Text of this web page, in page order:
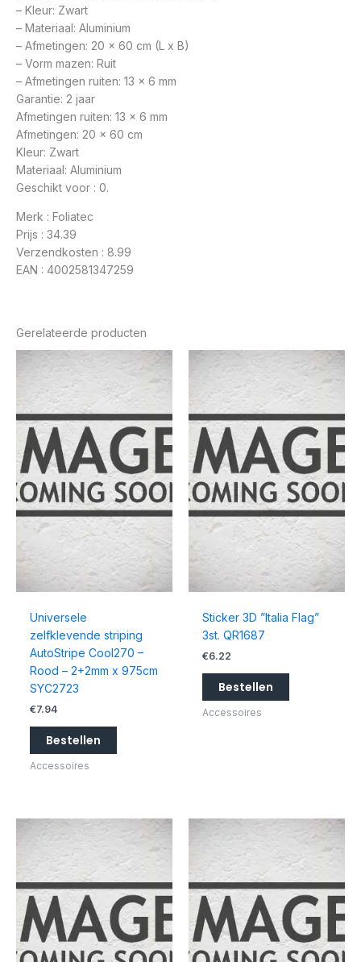
– Kleur: Zwart
– Materiaal: Aluminium
– Afmetingen: 20 x 60 cm (L x B)
– Vorm mazen: Ruit
– Afmetingen ruiten: 13 x 6 mm
Garantie: 2 jaar
Afmetingen ruiten: 13 x 6 mm
Afmetingen: 20 x 60 cm
Kleur: Zwart
Materiaal: Aluminium
Geschikt voor : 0.
Merk : Foliatec
Prijs : 34.39
Verzendkosten : 8.99
EAN : 4002581347259
Gerelateerde producten
Universele
zelfklevende striping
AutoStripe Cool270 –
Rood – 2+2mm x 975cm
SYC2723
€7.94
Bestellen
Accessoires
Sticker 3D ”Italia Flag”
3st. QR1687
€6.22
Bestellen
Accessoires